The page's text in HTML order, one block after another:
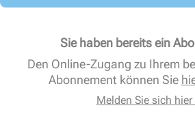
Sie haben bereits ein
Den Online-Zugang zu Ihrem
Abonnement können Sie
Melden Sie sich hier